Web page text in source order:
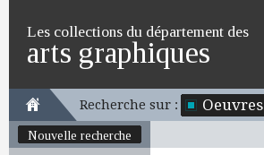
Les collections du département des
arts graphiques
Recherche sur : Oeuvres
Nouvelle recherche